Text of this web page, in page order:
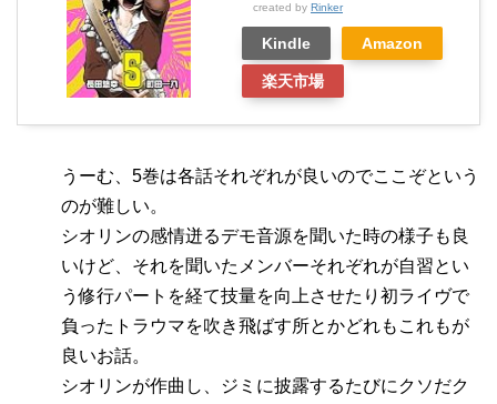
created by Rinker
Kindle Amazon
楽天市場
うーむ、5巻は各話それぞれが良いのでここぞという
のが難しい。
シオリンの感情迸るデモ音源を聞いた時の様子も良
いけど、それを聞いたメンバーそれぞれが自習とい
う修行パートを経て技量を向上させたり初ライヴで
負ったトラウマを吹き飛ばす所とかどれもこれもが
良いお話。
シオリンが作曲し、ジミに披露するたびにクソだク